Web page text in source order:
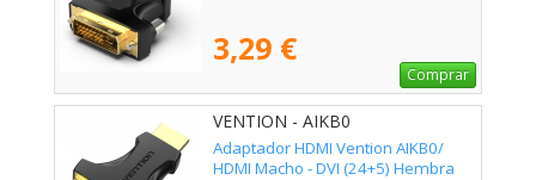
3,29 €
Comprar
VENTION - AIKB0
Adaptador HDMI Vention AIKB0/
HDMI Macho - DVI (24+5) Hembra